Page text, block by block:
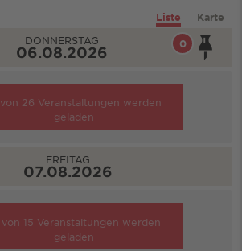
Liste Karte
0
DONNERSTAG
06.08.2026
von 26 Veranstaltungen werden
geladen
FREITAG
07.08.2026
von 15 Veranstaltungen werden
geladen